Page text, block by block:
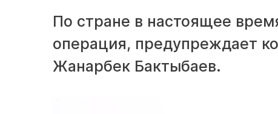
По стране в настоящее
операция, предупреждает
Жанарбек Бактыбаев.